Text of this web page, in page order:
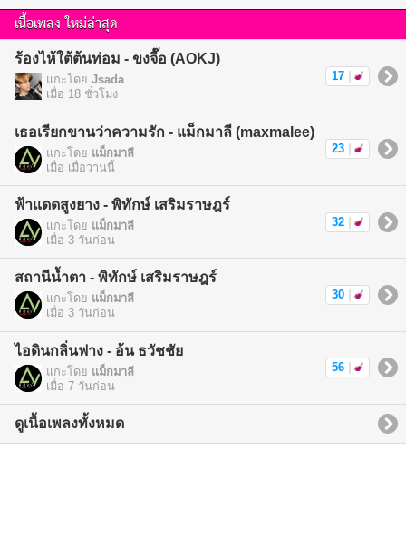
เนื้อเพลง ใหม่ล่าสุด
ร้องไห้ใต้ต้นท่อม - ขงจื๊อ (AOKJ)
แกะโดย Jsada
เมื่อ 18 ชั่วโมง
17
เธอเรียกขานว่าความรัก - แม็กมาลี (maxmalee)
แกะโดย แม็กมาลี
เมื่อ เมื่อวานนี้
23
ฟ้าแดดสูงยาง - พิทักษ์ เสริมราษฎร์
แกะโดย แม็กมาลี
เมื่อ 3 วันก่อน
32
สถานีน้ำตา - พิทักษ์ เสริมราษฎร์
แกะโดย แม็กมาลี
เมื่อ 3 วันก่อน
30
ไอดินกลิ่นฟาง - อ้น ธวัชชัย
แกะโดย แม็กมาลี
เมื่อ 7 วันก่อน
56
ดูเนื้อเพลงทั้งหมด